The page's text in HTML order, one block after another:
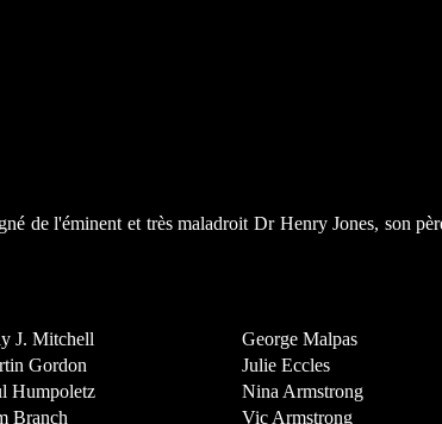
de l'éminent et très maladroit Dr Henry Jones, son
J. Mitchell
Gordon
Humpoletz
Branch
George Malpas
Julie Eccles
Nina Armstrong
Vic Armstrong